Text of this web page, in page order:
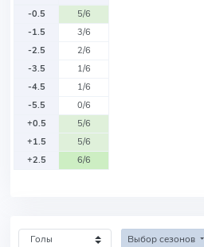
-0.5
5/6
-1.5
3/6
-2.5
2/6
-3.5
1/6
-4.5
1/6
-5.5
0/6
+0.5
5/6
+1.5
5/6
+2.5
6/6
Выбор сезонов